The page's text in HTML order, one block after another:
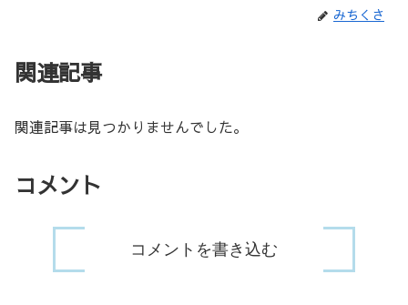
みちくさ
関連記事
関連記事は見つかりませんでした。
コメント
コメントを書き込む